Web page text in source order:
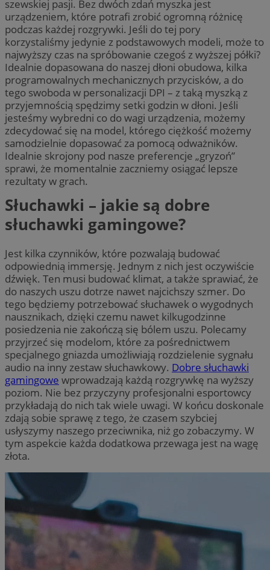
szewskiej pasji. Bez dwóch zdań myszka jest
urządzeniem, które potrafi zrobić ogromną różnicę
podczas każdej rozgrywki. Jeśli do tej pory
korzystaliśmy jedynie z podstawowych modeli, może to
najwyższy czas na spróbowanie czegoś z wyższej półki?
Idealnie dopasowana do naszej dłoni obudowa, kilka
programowalnych mechanicznych przycisków, a do
tego swoboda w personalizacji DPI – z taką myszką z
przyjemnością spędzimy setki godzin w dłoni. Jeśli
jesteśmy wybredni co do wagi urządzenia, możemy
zdecydować się na model, którego ciężkość możemy
samodzielnie dopasować za pomocą odważników.
Idealnie skrojony pod nasze preferencje „gryzoń”
sprawi, że momentalnie zaczniemy osiągać lepsze
rezultaty w grach.
Słuchawki – jakie są dobre
słuchawki gamingowe?
Jest kilka czynników, które pozwalają budować
odpowiednią immersję. Jednym z nich jest oczywiście
dźwięk. Ten musi budować klimat, a także sprawiać, że
do naszych uszu dotrze nawet najcichszy szmer. Do
tego będziemy potrzebować słuchawek o wygodnych
nausznikach, dzięki czemu nawet kilkugodzinne
posiedzenia nie zakończą się bólem uszu. Polecamy
przyjrzeć się modelom, które za pośrednictwem
specjalnego gniazda umożliwiają rozdzielenie sygnału
audio na inny zestaw słuchawkowy. Dobre słuchawki
gamingowe wprowadzają każdą rozgrywkę na wyższy
poziom. Nie bez przyczyny profesjonalni esportowcy
przykładają do nich tak wiele uwagi. W końcu doskonale
zdają sobie sprawę z tego, że czasem szybciej
usłyszymy naszego przeciwnika, niż go zobaczymy. W
tym aspekcie każda dodatkowa przewaga jest na wagę
złota.